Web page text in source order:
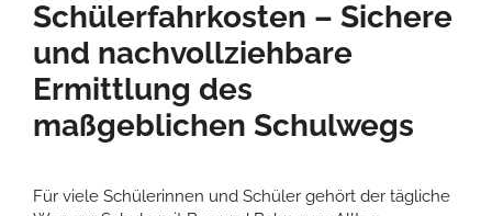
Schülerfahrkosten – Sichere
und nachvollziehbare
Ermittlung des
maßgeblichen Schulwegs
Für viele Schülerinnen und Schüler gehört der tägliche